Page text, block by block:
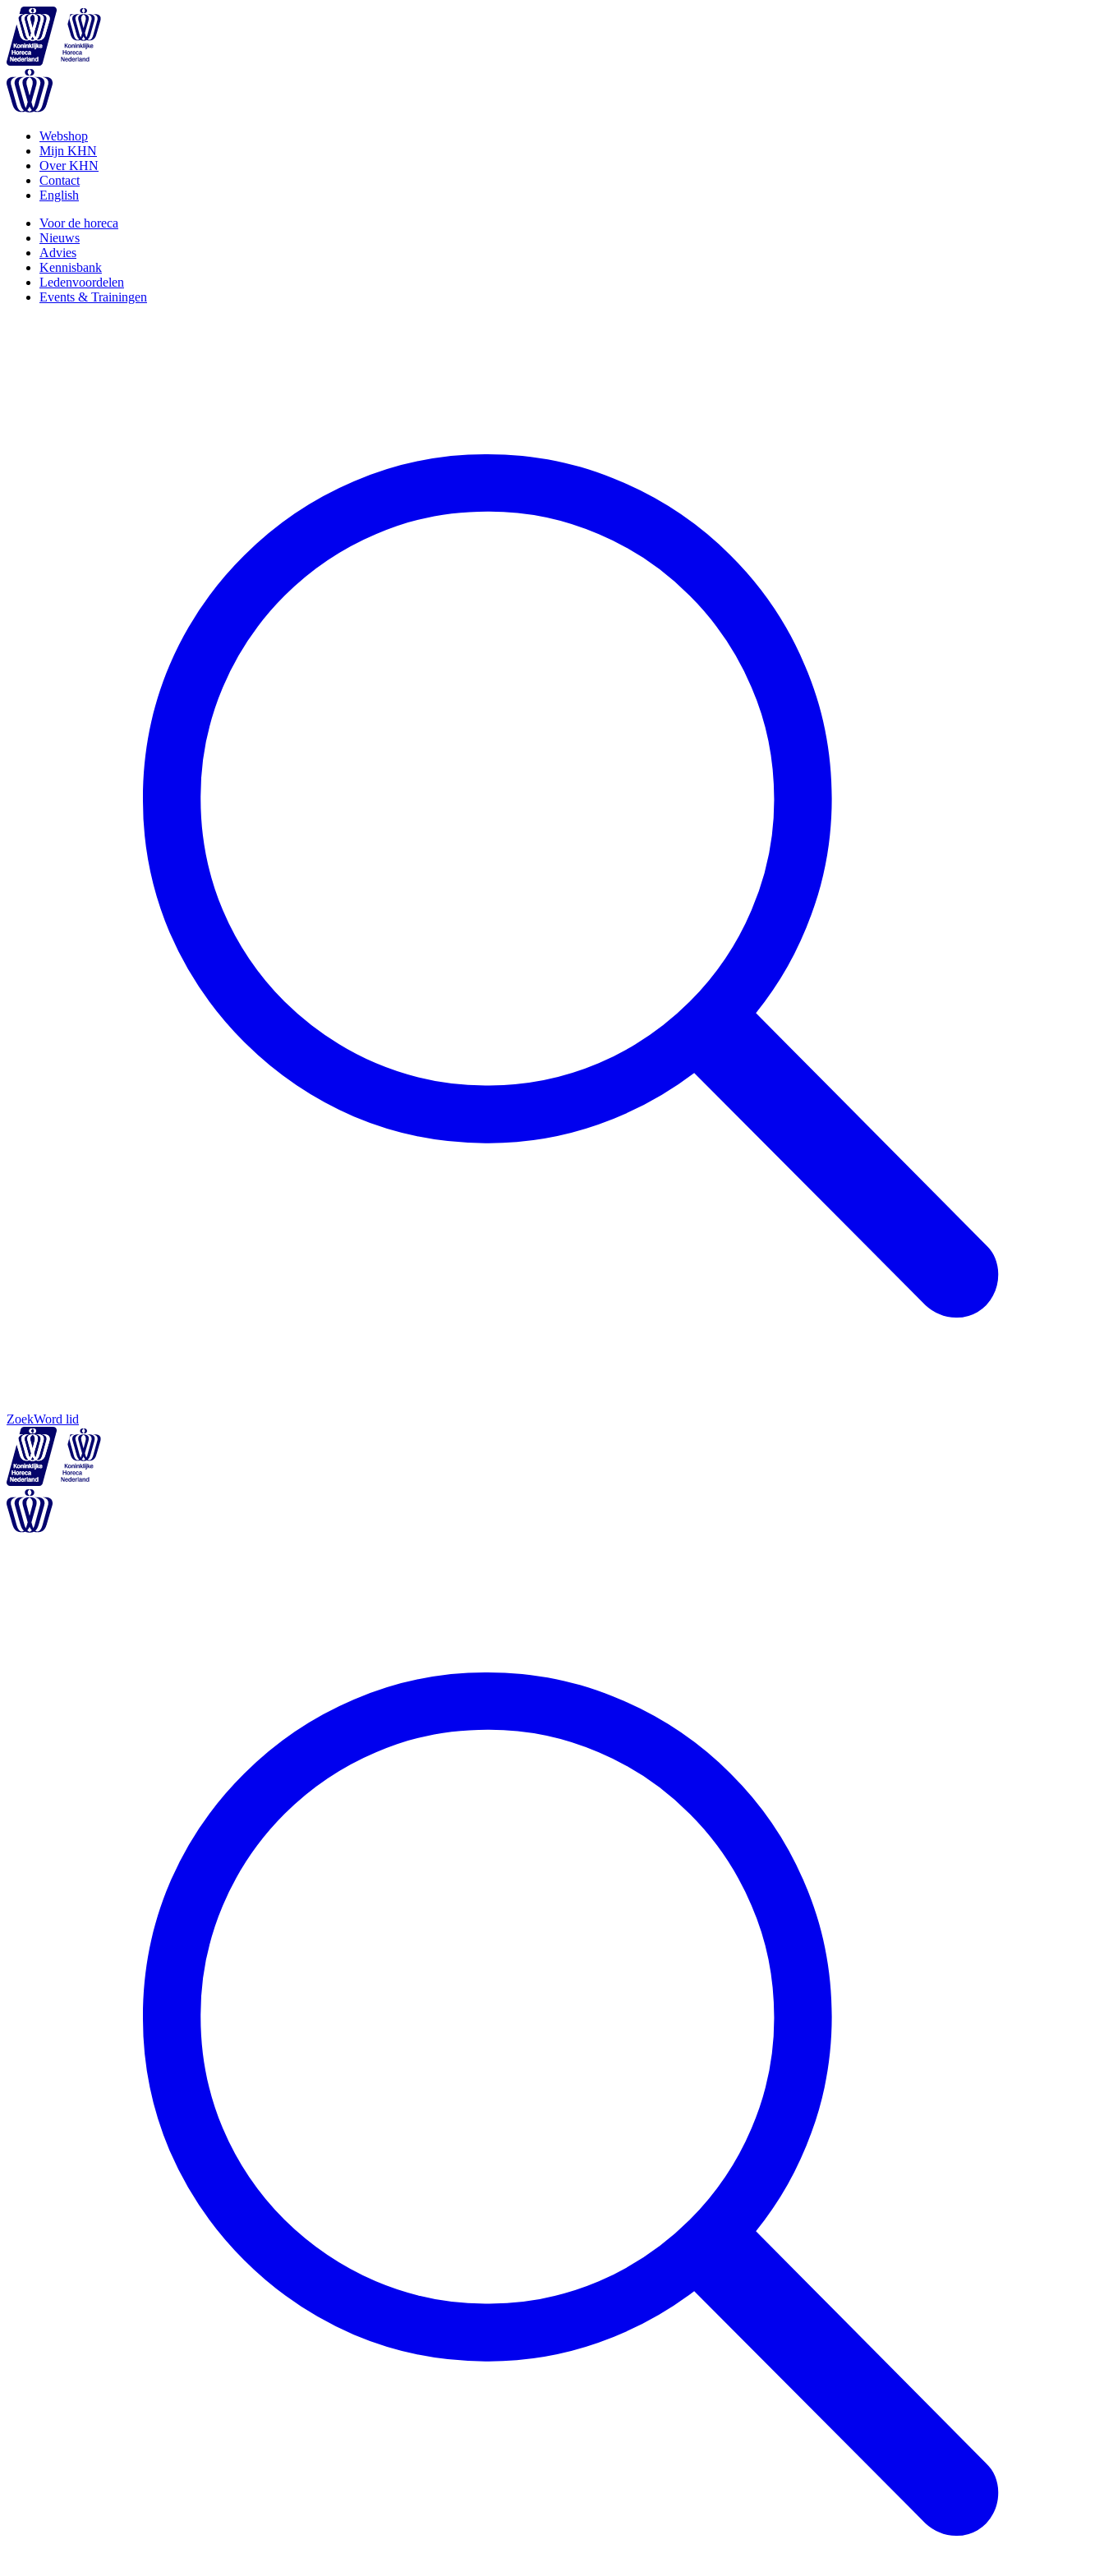
Webshop
Mijn KHN
Over KHN
Contact
English
Voor de horeca
Nieuws
Advies
Kennisbank
Ledenvoordelen
Events & Trainingen
ZoekWord lid